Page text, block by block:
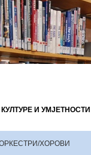
И
ХОРОВИ